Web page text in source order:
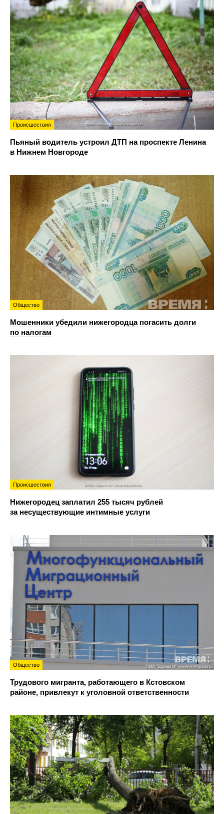
Происшествия
Пьяный водитель устроил ДТП на проспекте Ленина
в Нижнем Новгороде
Общество
Мошенники убедили нижегородца погасить долги
по налогам
Происшествия
Нижегородец заплатил 255 тысяч рублей
за несуществующие интимные услуги
Общество
Трудового мигранта, работающего в Кстовском
районе, привлекут к уголовной ответственности